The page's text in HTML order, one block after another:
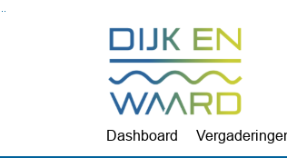
Dashboard